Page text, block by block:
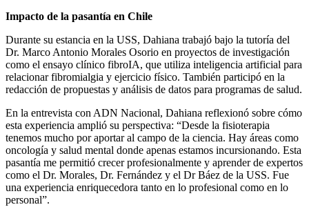
Impacto de la pasantía en Chile
Durante su estancia en la USS, Dahiana trabajó bajo la tutoría del
Dr. Marco Antonio Morales Osorio en proyectos de investigación
como el ensayo clínico fibroIA, que utiliza inteligencia artificial para
relacionar fibromialgia y ejercicio físico. También participó en la
redacción de propuestas y análisis de datos para programas de salud.
En la entrevista con ADN Nacional, Dahiana reflexionó sobre cómo
esta experiencia amplió su perspectiva: “Desde la fisioterapia
tenemos mucho por aportar al campo de la ciencia. Hay áreas como
oncología y salud mental donde apenas estamos incursionando. Esta
pasantía me permitió crecer profesionalmente y aprender de expertos
como el Dr. Morales, Dr. Fernández y el Dr Báez de la USS. Fue
una experiencia enriquecedora tanto en lo profesional como en lo
personal”.